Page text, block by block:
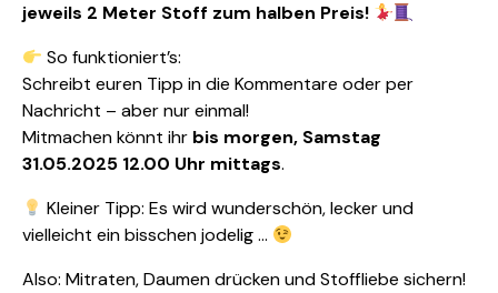
jeweils 2 Meter Stoff zum halben Preis!
So funktioniert’s:
Schreibt euren Tipp in die Kommentare oder per
Nachricht – aber nur einmal!
Mitmachen könnt ihr bis morgen, Samstag
31.05.2025 12.00 Uhr mittags.
Kleiner Tipp: Es wird wunderschön, lecker und
vielleicht ein bisschen jodelig …
Also: Mitraten, Daumen drücken und Stoffliebe sichern!